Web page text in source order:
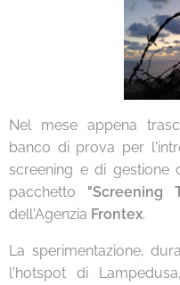
Nel mese appena
banco di prova per
screening e di gestione
pacchetto "Screening
dell'Agenzia Frontex.
La sperimentazione,
l'hotspot di